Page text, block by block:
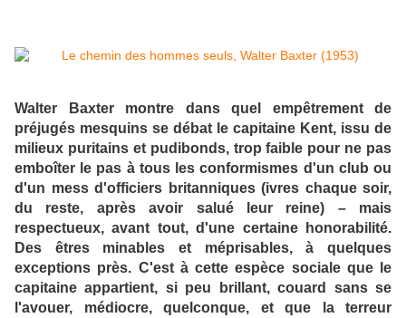
Walter Baxter montre dans quel empêtrement de
préjugés mesquins se débat le capitaine Kent, issu de
milieux puritains et pudibonds, trop faible pour ne pas
emboîter le pas à tous les conformismes d'un club ou
d'un mess d'officiers britanniques (ivres chaque soir,
du reste, après avoir salué leur reine) – mais
respectueux, avant tout, d'une certaine honorabilité.
Des êtres minables et méprisables, à quelques
exceptions près. C'est à cette espèce sociale que le
capitaine appartient, si peu brillant, couard sans se
l'avouer, médiocre, quelconque, et que la terreur